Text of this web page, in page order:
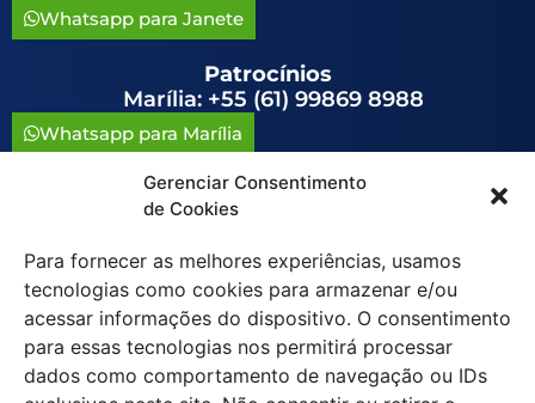
Gerenciar Consentimento
de Cookies
Para fornecer as melhores experiências, usamos
tecnologias como cookies para armazenar e/ou
acessar informações do dispositivo. O consentimento
para essas tecnologias nos permitirá processar
dados como comportamento de navegação ou IDs
Whatsapp para Janete
Patrocínios
Marília: +55 (61) 99869 8988
Whatsapp para Marília
congressoavag@congressoavag.org.br
Política de Cookies (BR)